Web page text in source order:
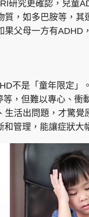
研究更確認，兒童
，如多巴胺等，其
父母一方有ADHD
不是「童年限定」
，但難以專心、衝
活出問題，才驚覺
管理，能讓症狀大